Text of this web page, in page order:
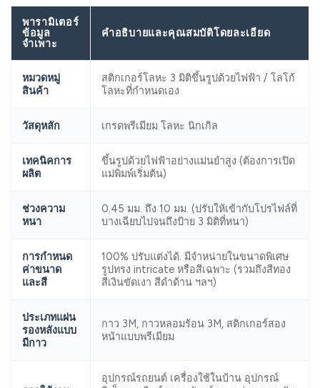
พารามิเตอร์
ข้อมูล
จำเพาะ
คำอธิบายและคุณสมบัติโดยละเอียด
หมวดหมู่
สินค้า
สติกเกอร์โลหะ 3 มิติขึ้นรูปด้วยไฟฟ้า / โลโก้
โลหะที่กำหนดเอง
วัสดุหลัก เกรดพรีเมียม โลหะ นิกเกิล
เทคนิคการ
ผลิต
ขึ้นรูปด้วยไฟฟ้าอย่างแม่นยำสูง (ต้องการเปิด
แม่พิมพ์เริ่มต้น)
ช่วงความ
หนา
0.45 มม. ถึง 10 มม. (ปรับให้เข้ากับโปรไฟล์ที่
บางเฉียบไปจนถึงป้าย 3 มิติที่หนา)
การกำหนด
ค่าขนาด
และสี
100% ปรับแต่งได้. มีจำหน่ายในขนาดพิเศษ
รูปทรง intricate หรือสีเฉพาะ (รวมถึงสีทอง
สีเงินขัดเงา สีดำด้าน ฯลฯ)
ประเภทแผ่น
รองหลังแบบ
มีกาว
กาว 3M, กาวหลอมร้อน 3M, สติกเกอร์สอง
หน้าแบบพรีเมียม
อุปกรณ์รถยนต์ เครื่องใช้ในบ้าน อุปกรณ์